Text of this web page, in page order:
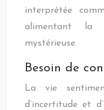
interprétée
alimentant la
mystérieuse.
Besoin de
La vie
d’incertitude et